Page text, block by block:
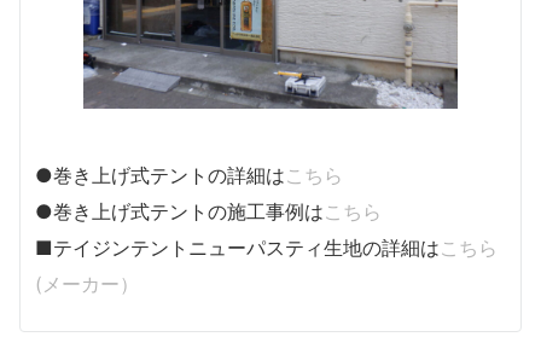
●巻き上げ式テントの詳細はこちら
●巻き上げ式テントの施工事例はこちら
■テイジンテントニューパスティ生地の詳細はこちら
(メーカー）